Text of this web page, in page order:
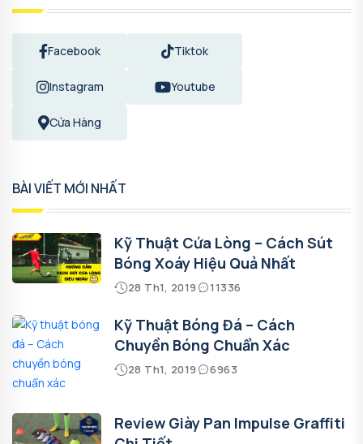
Facebook Tiktok
Instagram Youtube
Cửa Hàng
BÀI VIẾT MỚI NHẤT
Kỹ Thuật Cứa Lòng – Cách Sút
Bóng Xoáy Hiệu Quả Nhất
28 Th1, 2019 11336
Kỹ Thuật Bóng Đá – Cách
Chuyền Bóng Chuẩn Xác
28 Th1, 2019 6963
Review Giày Pan Impulse Graffiti